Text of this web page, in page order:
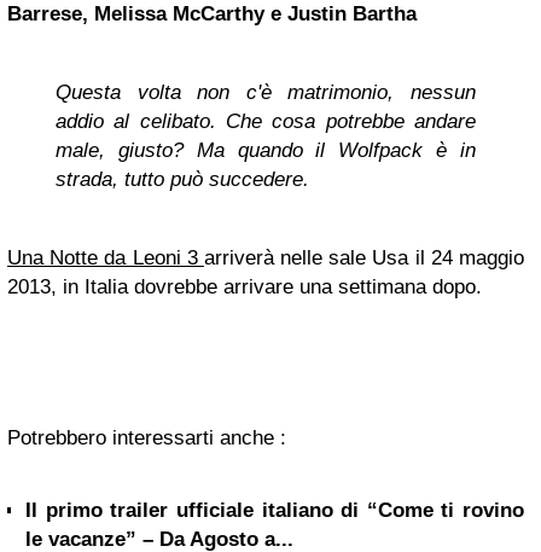
Barrese, Melissa McCarthye Justin Bartha
Questa volta non c'è matrimonio, nessun
addio al celibato. Che cosa potrebbe andare
male, giusto? Ma quando il Wolfpack è in
strada, tutto può succedere.
Una Notte da Leoni 3 arriverà nelle sale Usa il 24 maggio
2013, in Italia dovrebbe arrivare una settimana dopo.
Potrebbero interessarti anche :
Il primo trailer ufficiale italiano di “Come ti rovino
le vacanze” – Da Agosto a...